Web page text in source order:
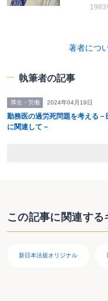
1983年弁
日弁連消
著書（共著
美容医
（日本加
著者につ
執筆者の記事
厚生・労働 2024年04月19日
勤務医の過労死問題を考える
に関連して－
この記事に関連する
新日本法規オリジナル